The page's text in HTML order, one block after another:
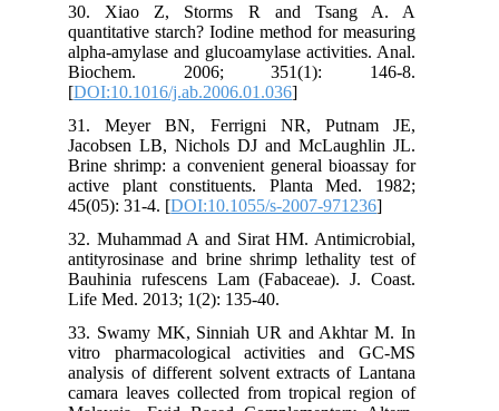
30. Xiao Z, Storms R and Tsang A. A
quantitative starch? Iodine method for measuring
alpha-amylase and glucoamylase activities. Anal.
Biochem. 2006; 351(1): 146-8.
[DOI:10.1016/j.ab.2006.01.036
31. Meyer BN, Ferrigni NR, Putnam JE,
Jacobsen LB, Nichols DJ and McLaughlin JL.
Brine shrimp: a convenient general bioassay for
active plant constituents. Planta Med. 1982;
45(05): 31-4. [DOI:10.1055/s-2007-971236
32. Muhammad A and Sirat HM. Antimicrobial,
antityrosinase and brine shrimp lethality test of
Bauhinia rufescens Lam (Fabaceae). J. Coast.
Life Med. 2013; 1(2): 135-40.
33. Swamy MK, Sinniah UR and Akhtar M. In
vitro pharmacological activities and GC-MS
analysis of different solvent extracts of Lantana
camara leaves collected from tropical region of